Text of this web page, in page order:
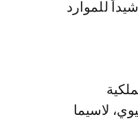
للموارد
لاسيما